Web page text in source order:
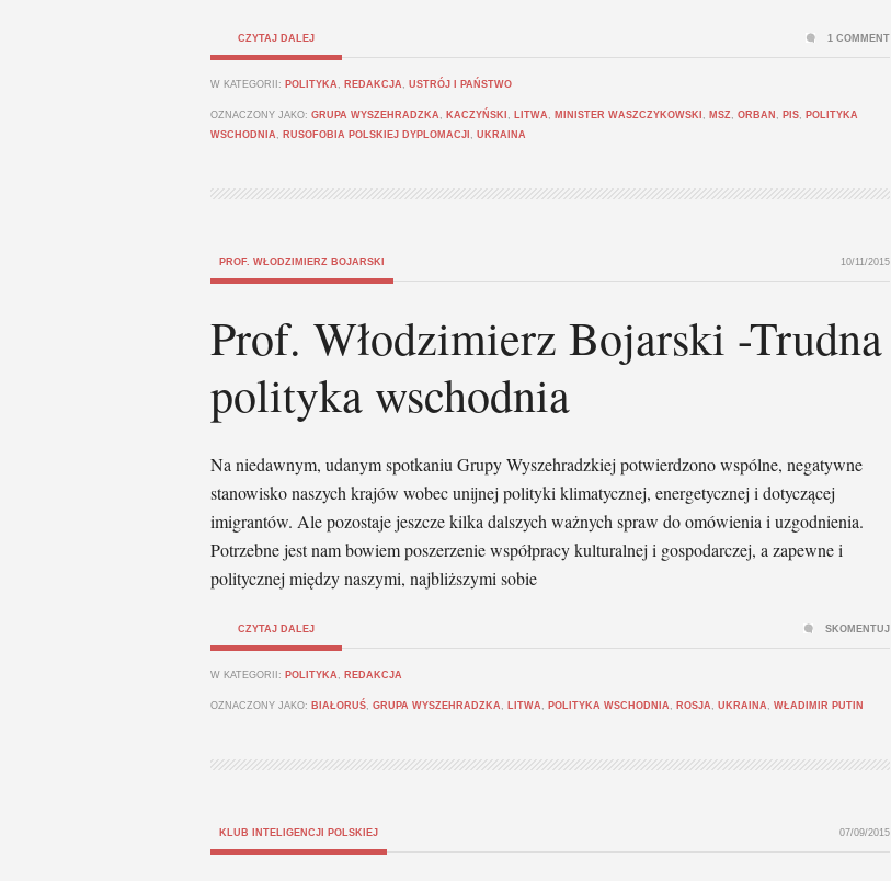
CZYTAJ DALEJ
W KATEGORII: POLITYKA , REDAKCJA , USTRÓJ I PAŃSTWO
OZNACZONY JAKO: GRUPA WYSZEHRADZKA , KACZYŃSKI , LITWA , MINISTER WASZCZYKOWSKI , MSZ, ORBAN , PIS, POLITYKA
WSCHODNIA , RUSOFOBIA POLSKIEJ DYPLOMACJI , UKRAINA
1 COMMENT
PROF. WŁODZIMIERZ BOJARSKI 10/11/2015
Prof. Włodzimierz Bojarski -Trudna
polityka wschodnia
Na niedawnym, udanym spotkaniu Grupy Wyszehradzkiej potwierdzono wspólne, negatywne
stanowisko naszych krajów wobec unijnej polityki klimatycznej, energetycznej i dotyczącej
imigrantów. Ale pozostaje jeszcze kilka dalszych ważnych spraw do omówienia i uzgodnienia.
Potrzebne jest nam bowiem poszerzenie współpracy kulturalnej i gospodarczej, a zapewne i
politycznej między naszymi, najbliższymi sobie
CZYTAJ DALEJ
W KATEGORII: POLITYKA , REDAKCJA
OZNACZONY JAKO: BIAŁORUŚ, GRUPA WYSZEHRADZKA , LITWA , POLITYKA WSCHODNIA , ROSJA , UKRAINA , WŁADIMIR PUTIN
SKOMENTUJ
KLUB INTELIGENCJI POLSKIEJ 07/09/2015